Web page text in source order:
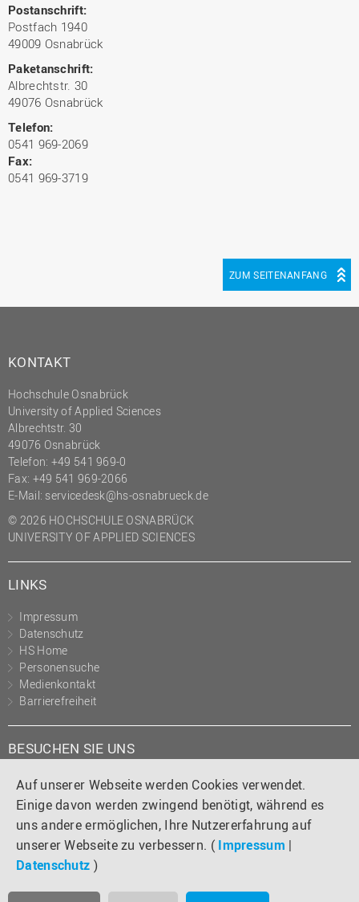
Auf unserer Webseite werden Cookies verwendet.
Einige davon werden zwingend benötigt, während es
uns andere ermöglichen, Ihre Nutzererfahrung auf
unserer Webseite zu verbessern. ( Impressum |
Datenschutz )
Postanschrift:
Postfach 1940
49009 Osnabrück
Paketanschrift:
Albrechtstr. 30
49076 Osnabrück
Telefon:
0541 969-2069
Fax:
0541 969-3719
ZUM SEITENANFANG
KONTAKT
Hochschule Osnabrück
University of Applied Sciences
Albrechtstr. 30
49076 Osnabrück
Telefon: +49 541 969-0
Fax: +49 541 969-2066
E-Mail: servicedesk@hs-osnabrueck.de
© 2026 HOCHSCHULE OSNABRÜCK
UNIVERSITY OF APPLIED SCIENCES
LINKS
Impressum
Datenschutz
HS Home
Personensuche
Medienkontakt
Barrierefreiheit
BESUCHEN SIE UNS
Instagram
TiktokLinkedIn
YouTube
Facebook